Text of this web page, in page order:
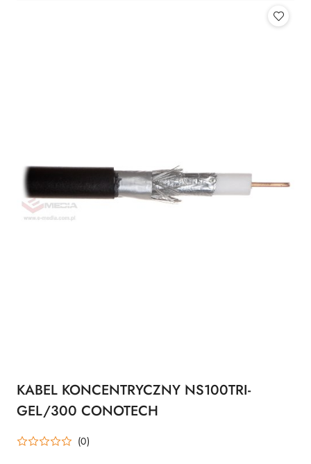
KABEL KONCENTRYCZNY NS100TRI-
GEL/300 CONOTECH
(0)